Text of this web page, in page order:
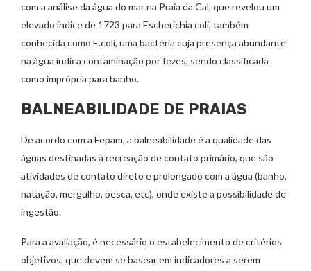
com a análise da água do mar na Praia da Cal, que revelou um
elevado índice de 1723 para Escherichia coli, também
conhecida como E.coli, uma bactéria cuja presença abundante
na água indica contaminação por fezes, sendo classificada
como imprópria para banho.
BALNEABILIDADE DE PRAIAS
De acordo com a Fepam, a balneabilidade é a qualidade das
águas destinadas à recreação de contato primário, que são
atividades de contato direto e prolongado com a água (banho,
natação, mergulho, pesca, etc), onde existe a possibilidade de
ingestão.
Para a avaliação, é necessário o estabelecimento de critérios
objetivos, que devem se basear em indicadores a serem